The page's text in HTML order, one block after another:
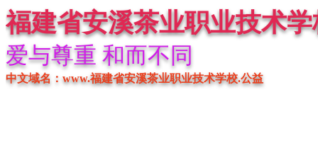
福建省安溪茶业职业技术学
爱与尊重 和而不同
中文域名：www.福建省安溪茶业职业技术学校.公益